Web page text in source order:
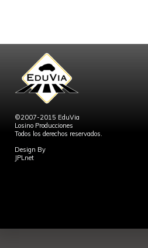
©2007-2015 EduVia
Losino Producciones
Todos los derechos reservados.
Design By
JPLnet